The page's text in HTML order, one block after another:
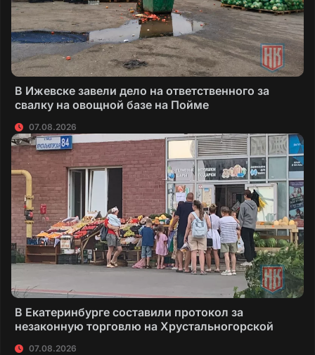
В Ижевске завели дело на ответственного за
свалку на овощной базе на Пойме
07.08.2026
В Екатеринбурге составили протокол за
незаконную торговлю на Хрустальногорской
07.08.2026